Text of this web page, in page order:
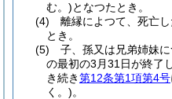
む。)となつたとき。
(4)
離縁によつて、死亡
とき。
(5)
子、孫又は兄弟姉妹
の最初の3月31日が終了
き続き第12条第1項第4号
く。)。